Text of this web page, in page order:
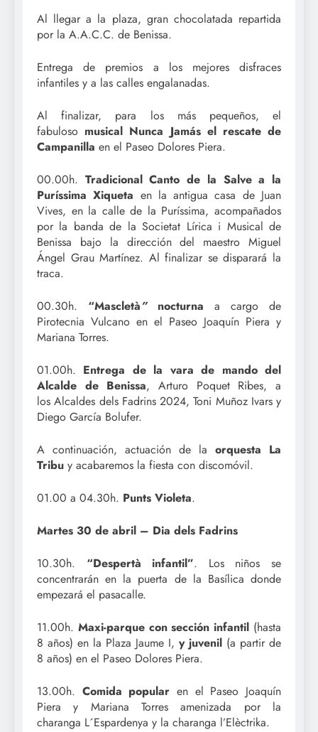
Al llegar a la plaza, gran chocolatada repartida
por la A.A.C.C. de Benissa.
Entrega de premios a los mejores disfraces
infantiles y a las calles engalanadas.
Al finalizar, para los más pequeños, el
fabuloso musical Nunca Jamás el rescate de
Campanilla en el Paseo Dolores Piera.
00.00h. Tradicional Canto de la Salve a la
Puríssima Xiqueta en la antigua casa de Juan
Vives, en la calle de la Puríssima, acompañados
por la banda de la Societat Lírica i Musical de
Benissa bajo la dirección del maestro Miguel
Ángel Grau Martínez. Al finalizar se disparará la
traca.
00.30h. “Mascletà”nocturna a cargo de
Pirotecnia Vulcano en el Paseo Joaquín Piera y
Mariana Torres.
01.00h. Entrega de la vara de mando del
Alcalde de Benissa, Arturo Poquet Ribes, a
los Alcaldes dels Fadrins 2024, Toni Muñoz Ivars y
Diego García Bolufer.
A continuación, actuación de la orquesta La
Tribu y acabaremos la fiesta con discomóvil.
01.00 a 04.30h. Punts Violeta.
Martes 30 de abril – Dia dels Fadrins
10.30h. “Despertà infantil”. Los niños se
concentrarán en la puerta de la Basílica donde
empezará el pasacalle.
11.00h. Maxi-parque con sección infantil (hasta
8 años) en la Plaza Jaume I, y juvenil (a partir de
8 años) en el Paseo Dolores Piera.
13.00h. Comida popular en el Paseo Joaquín
Piera y Mariana Torres amenizada por la
charanga L´Espardenya y la charanga l’Elèctrika.